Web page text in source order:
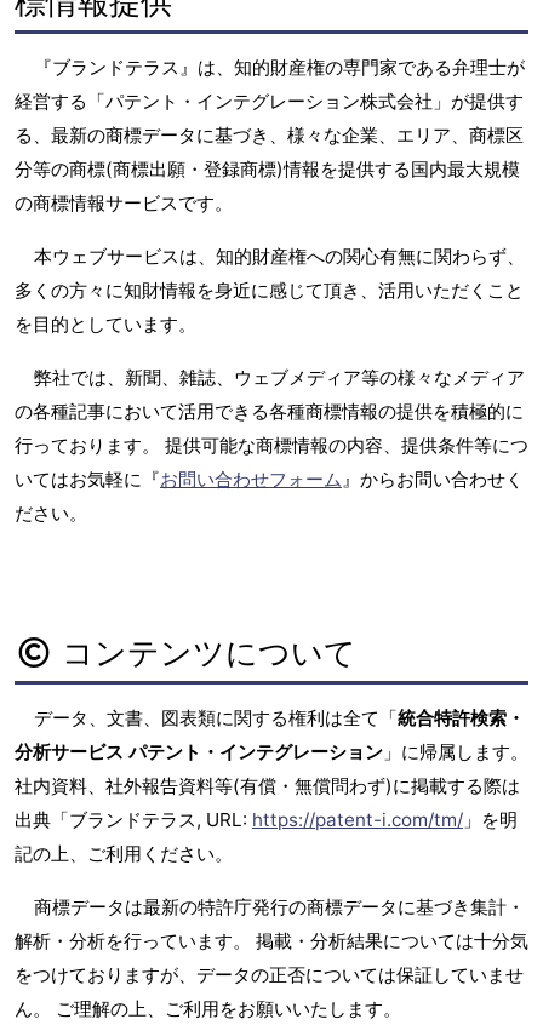
『ブランドテラス』は、知的財産権の専門家である弁理士が
経営する「パテント・インテグレーション株式会社」が提供す
る、最新の商標データに基づき、様々な企業、エリア、商標区
分等の商標(商標出願・登録商標)情報を提供する国内最大規模
の商標情報サービスです。
本ウェブサービスは、知的財産権への関心有無に関わらず、
多くの方々に知財情報を身近に感じて頂き、活用いただくこと
を目的としています。
弊社では、新聞、雑誌、ウェブメディア等の様々なメディア
の各種記事において活用できる各種商標情報の提供を積極的に
行っております。 提供可能な商標情報の内容、提供条件等につ
いてはお気軽に『お問い合わせフォーム』からお問い合わせく
ださい。
コンテンツについて
データ、文書、図表類に関する権利は全て「統合特許検索・
分析サービス パテント・インテグレーション 」に帰属します。
社内資料、社外報告資料等(有償・無償問わず)に掲載する際は
出典「ブランドテラス, URL: https://patent-i.com/tm/ 」を明
記の上、ご利用ください。
商標データは最新の特許庁発行の商標データに基づき集計・
解析・分析を行っています。 掲載・分析結果については十分気
をつけておりますが、データの正否については保証していませ
ん。 ご理解の上、ご利用をお願いいたします。